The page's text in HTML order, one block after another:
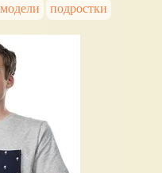
подростки